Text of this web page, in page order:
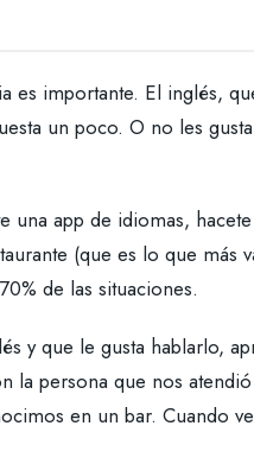
importante. El inglés,
un poco. O no les
app de idiomas,
(que es lo que más
de las situaciones.
y que le gusta hablarlo,
la persona que nos
en un bar. Cuando